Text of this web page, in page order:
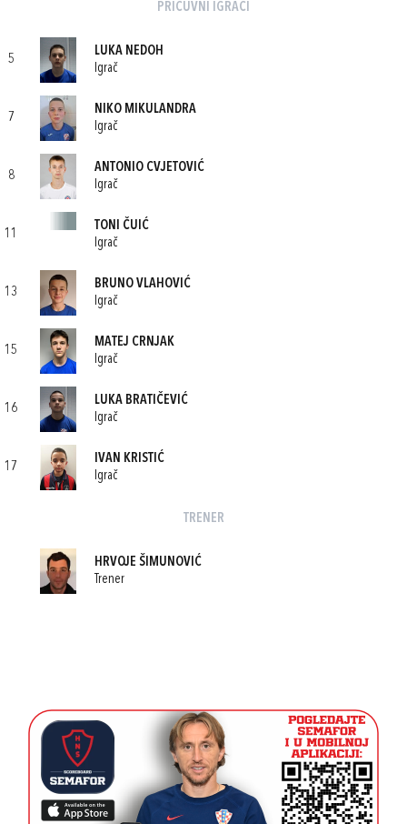
PRIČUVNI IGRAČI
5
LUKA NEDOH
Igrač
7
NIKO MIKULANDRA
Igrač
8
ANTONIO CVJETOVIĆ
Igrač
11
TONI ČUIĆ
Igrač
13
BRUNO VLAHOVIĆ
Igrač
15
MATEJ CRNJAK
Igrač
16
LUKA BRATIČEVIĆ
Igrač
17
IVAN KRISTIĆ
Igrač
TRENER
HRVOJE ŠIMUNOVIĆ
Trener